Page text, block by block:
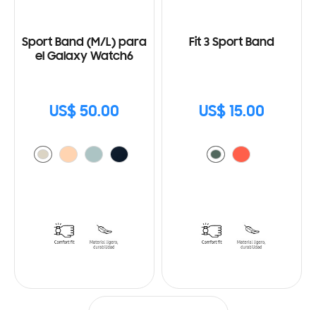
Sport Band (M/L) para
el Galaxy Watch6
US$ 50.00
Fit 3 Sport Band
US$ 15.00